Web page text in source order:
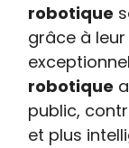
robotique
grâce à
robotique
public,
et plus